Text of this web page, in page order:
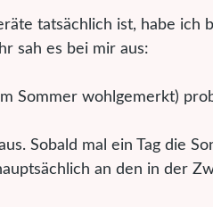
tatsächlich ist, habe ich
sah es bei mir aus:
Sommer wohlgemerkt)
Sobald mal ein Tag die
an den in der